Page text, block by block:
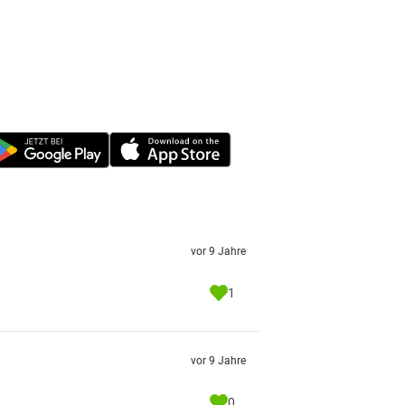
vor 9 Jahre
1
vor 9 Jahre